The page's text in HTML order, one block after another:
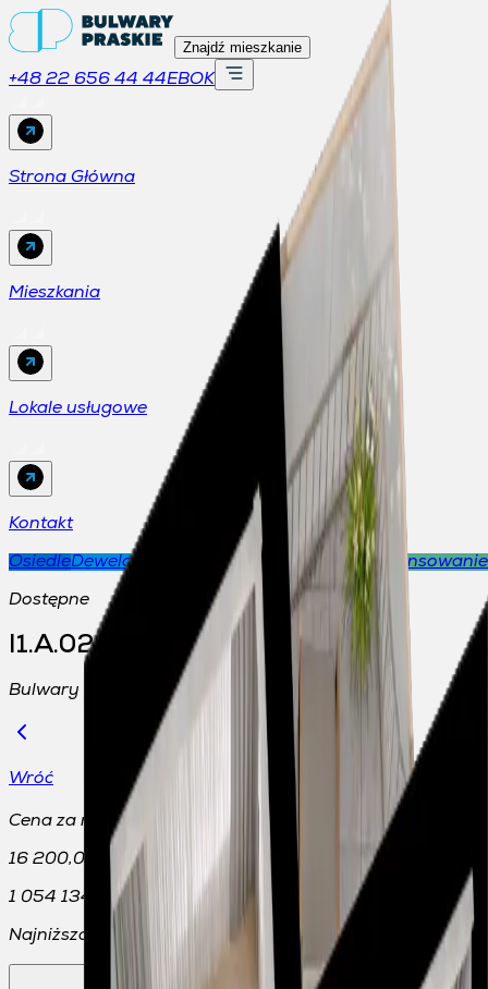
Znajdź mieszkanie
+48 22 656 44 44EBOK
Strona Główna
Mieszkania
Lokale usługowe
Kontakt
OsiedleDeweloper Wykończenia AktualnościFinansowanie
Dostępne
I1.A.02.03
Bulwary Praskie, Warszawa
Wróć
Cena za m
16 200,00 zł
1 054 134,00 zł
Najniższa cena sprzed 30 dni: 1 054 134,00 zł